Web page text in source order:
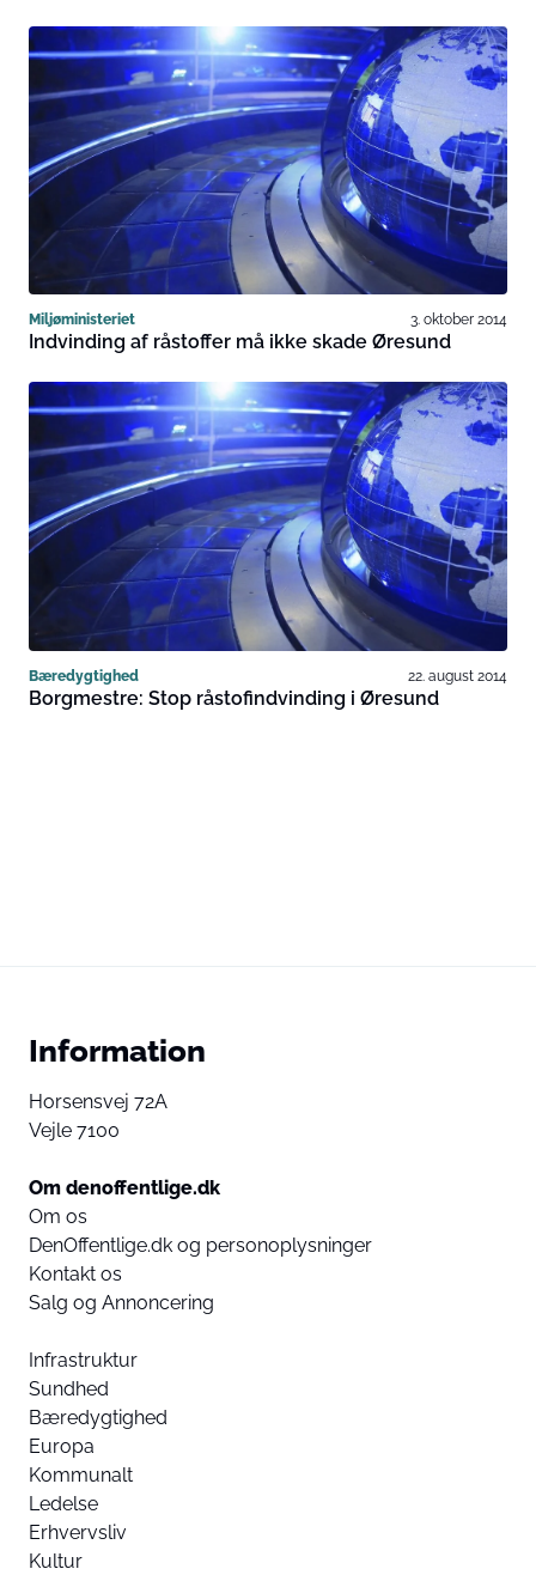
Miljøministeriet 3. oktober 2014
Indvinding af råstoffer må ikke skade Øresund
Bæredygtighed 22. august 2014
Borgmestre: Stop råstofindvinding i Øresund
Information
Horsensvej 72A
Vejle 7100
Om denoffentlige.dk
Om os
DenOffentlige.dk og personoplysninger
Kontakt os
Salg og Annoncering
Infrastruktur
Sundhed
Bæredygtighed
Europa
Kommunalt
Ledelse
Erhvervsliv
Kultur